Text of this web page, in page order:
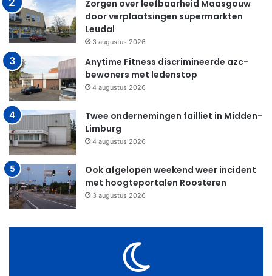
Zorgen over leefbaarheid Maasgouw
door verplaatsingen supermarkten
Leudal
3 augustus 2026
Anytime Fitness discrimineerde azc-
bewoners met ledenstop
4 augustus 2026
Twee ondernemingen failliet in Midden-
Limburg
4 augustus 2026
Ook afgelopen weekend weer incident
met hoogteportalen Roosteren
3 augustus 2026